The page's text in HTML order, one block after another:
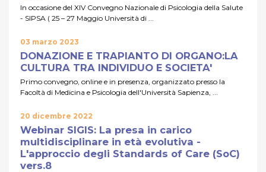
In occasione del XIV Convegno Nazionale di Psicologia della Salute
- SIPSA ( 25 – 27 Maggio Università di ...
03 marzo 2023
DONAZIONE E TRAPIANTO DI ORGANO:LA
CULTURA TRA INDIVIDUO E SOCIETA'
Primo convegno, online e in presenza, organizzato presso la
Facoltà di Medicina e Psicologia dell'Università Sapienza, ...
20 dicembre 2022
Webinar SIGIS: La presa in carico
multidisciplinare in età evolutiva -
L'approccio degli Standards of Care (SoC)
vers.8